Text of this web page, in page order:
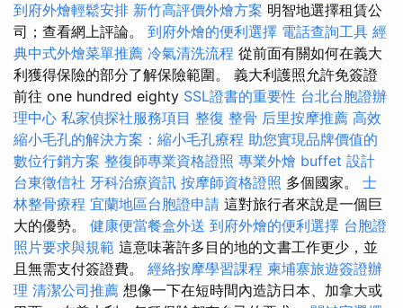
到府外燴輕鬆安排 新竹高評價外燴方案 明智地選擇租賃公
司；查看網上評論。 到府外燴的便利選擇 電話查詢工具 經
典中式外燴菜單推薦 冷氣清洗流程 從前面有關如何在義大
利獲得保險的部分了解保險範圍。 義大利護照允許免簽證
前往 one hundred eighty SSL證書的重要性 台北台胞證辦
理中心 私家偵探社服務項目 整復 整骨 后里按摩推薦 高效
縮小毛孔的解決方案：縮小毛孔療程 助您實現品牌價值的
數位行銷方案 整復師專業資格證照 專業外燴 buffet 設計
台東徵信社 牙科治療資訊 按摩師資格證照 多個國家。 士
林整骨療程 宜蘭地區台胞證申請 這對旅行者來說是一個巨
大的優勢。 健康便當餐盒外送 到府外燴的便利選擇 台胞證
照片要求與規範 這意味著許多目的地的文書工作更少，並
且無需支付簽證費。 經絡按摩學習課程 柬埔寨旅遊簽證辦
理 清潔公司推薦 想像一下在短時間內造訪日本、加拿大或